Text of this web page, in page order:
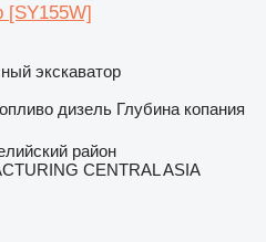
[SY155W]
экскаватор
дизель Глубина копания
район
CENTRAL ASIA